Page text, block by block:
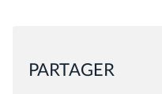
PARTAGER